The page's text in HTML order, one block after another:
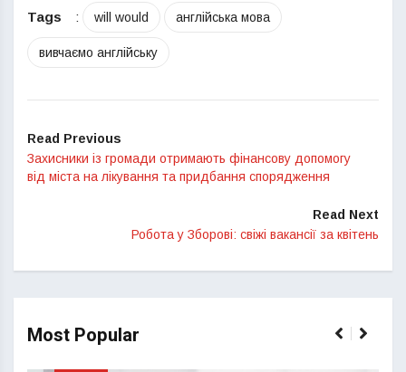
Tags : will would англійська мова
вивчаємо англійську
Read Previous
Захисники із громади отримають фінансову допомогу
від міста на лікування та придбання спорядження
Read Next
Робота у Зборові: свіжі вакансії за квітень
Most Popular